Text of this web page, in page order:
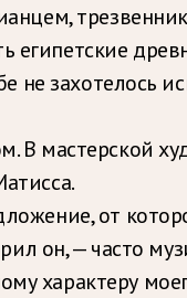
не захотелось
мастерской
от
он, — часто
характеру